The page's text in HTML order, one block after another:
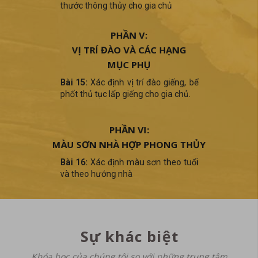
PHẦN V:
VỊ TRÍ ĐÀO VÀ CÁC HẠNG
MỤC PHỤ
Bài 15: Xác định vị trí đào giếng, bể
phốt thủ tục lấp giếng cho gia chủ.
thước thông thủy cho gia chủ
PHẦN VI:
MÀU SƠN NHÀ HỢP PHONG THỦY
Bài 16: Xác định màu sơn theo tuổi
và theo hướng nhà
Sự khác biệt